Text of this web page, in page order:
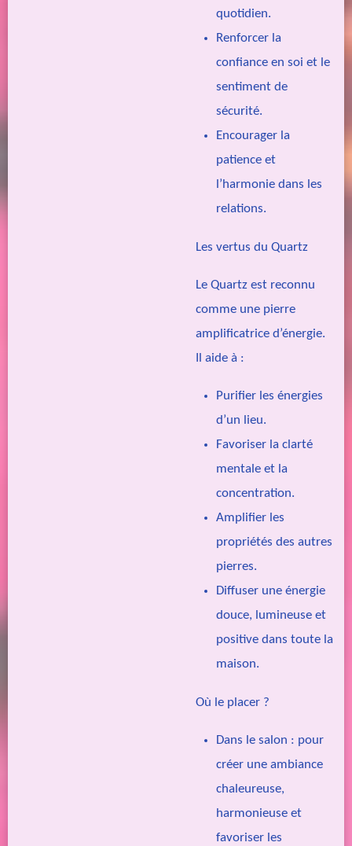
quotidien.
Renforcer la
confiance en soi et le
sentiment de
sécurité.
Encourager la
patience et
l’harmonie dans les
relations.
Les vertus du Quartz
Le Quartz est reconnu
comme une pierre
amplificatrice d’énergie.
Il aide à :
Purifier les énergies
d’un lieu.
Favoriser la clarté
mentale et la
concentration.
Amplifier les
propriétés des autres
pierres.
Diffuser une énergie
douce, lumineuse et
positive dans toute la
maison.
Où le placer ?
Dans le salon : pour
créer une ambiance
chaleureuse,
harmonieuse et
favoriser les